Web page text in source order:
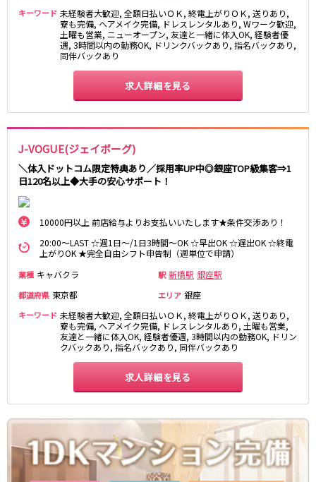
キーワード 未経験者大歓迎, 全額日払いＯＫ, 終電上がりＯＫ, 送りあり,
寮も完備, ヘアメイク完備, ドレスレンタルあり, Wワーク歓迎,
土曜も営業, ニューオープン, 友達と一緒に体入OK, 経験者優
遇, 3時間以内の勤務OK, ドリンクバックあり, 指名バックあり,
同伴バックあり
求人詳細を見る
J-VOGUE(ジェイボーグ)
＼体入ドットコム限定特典あり／採用率UP中◎銀座TOP級集客⇒1
日120名以上◆大手の安心サポート！
10000円以上 前店給与よりお支払いいたします★条件交渉あり！
20:00～LAST ☆週1日～/1日3時間～OK ☆早出OK ☆遅出OK ☆終電
上がりOK ★完全自由シフト申告制（週単位で申請）
業種 キャバクラ 駅 新橋駅 銀座駅
都道府県 東京都 エリア 銀座
キーワード 未経験者大歓迎, 全額日払いＯＫ, 終電上がりＯＫ, 送りあり,
寮も完備, ヘアメイク完備, ドレスレンタルあり, 土曜も営業,
友達と一緒に体入OK, 経験者優遇, 3時間以内の勤務OK, ドリン
クバックあり, 指名バックあり, 同伴バックあり
求人詳細を見る
三軒茶屋駅
鷺沼駅
たまプラーザ駅
あざみ野駅
藤が丘駅
二子玉川駅
桜新町駅
東急世田谷線
三軒茶屋駅
下高井戸駅
宮の坂駅
松原駅
JR南武線
立川駅
川崎駅
府中本町駅
武蔵新城駅
登戸駅
稲田堤駅
JR横須賀線
横浜駅
大船駅
東戸塚駅
JR埼京線